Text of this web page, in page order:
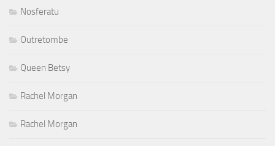
Nosferatu
Outretombe
Queen Betsy
Rachel Morgan
Rachel Morgan